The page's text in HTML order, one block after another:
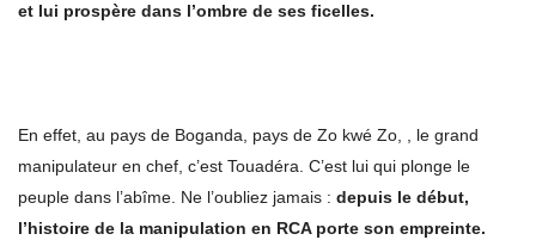
et lui prospère dans l’ombre de ses ficelles.
En effet, au pays de Boganda, pays de Zo kwé Zo, , le grand
manipulateur en chef, c’est Touadéra. C’est lui qui plonge le
peuple dans l’abîme. Ne l’oubliez jamais : depuis le début,
l’histoire de la manipulation en RCA porte son empreinte.